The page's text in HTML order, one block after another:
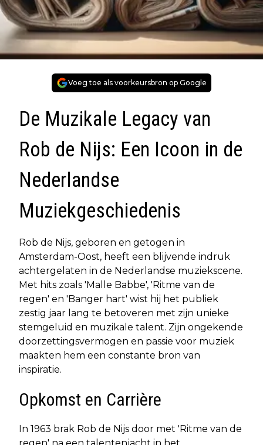
Voeg toe als voorkeursbron op Google
De Muzikale Legacy van
Rob de Nijs: Een Icoon in de
Nederlandse
Muziekgeschiedenis
Rob de Nijs, geboren en getogen in
Amsterdam-Oost, heeft een blijvende indruk
achtergelaten in de Nederlandse muziekscene.
Met hits zoals 'Malle Babbe', 'Ritme van de
regen' en 'Banger hart' wist hij het publiek
zestig jaar lang te betoveren met zijn unieke
stemgeluid en muzikale talent. Zijn ongekende
doorzettingsvermogen en passie voor muziek
maakten hem een constante bron van
inspiratie.
Opkomst en Carrière
In 1963 brak Rob de Nijs door met 'Ritme van de